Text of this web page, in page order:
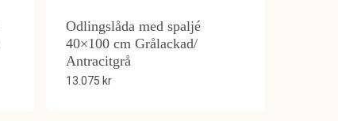
Odlingslåda med spaljé
40×100 cm Grålackad/
Antracitgrå
13.075 kr